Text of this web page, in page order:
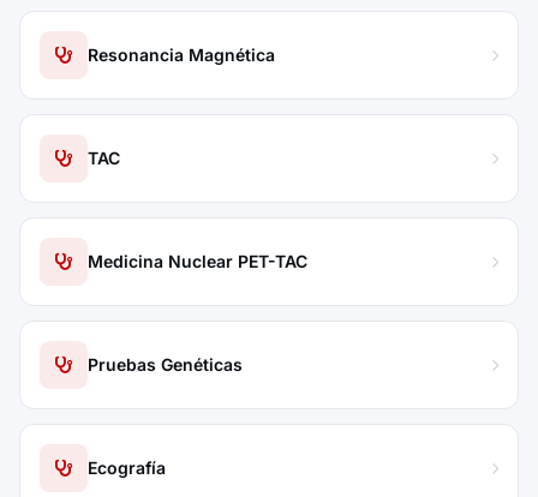
Resonancia Magnética
TAC
Medicina Nuclear PET-TAC
Pruebas Genéticas
Ecografía